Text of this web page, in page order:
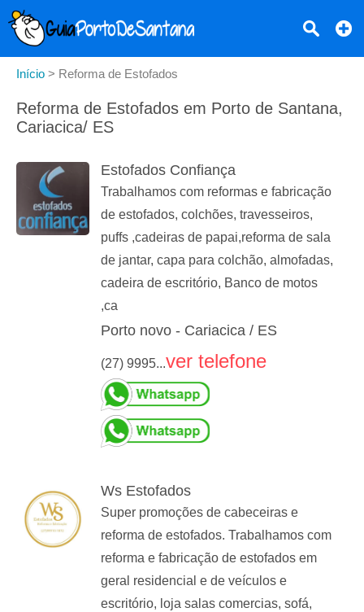
Início > Reforma de Estofados
Reforma de Estofados em Porto de Santana,
Cariacica/ ES
Estofados Confiança
Trabalhamos com reformas e fabricação
de estofados, colchões, travesseiros,
puffs ,cadeiras de papai,reforma de sala
de jantar, capa para colchão, almofadas,
cadeira de escritório, Banco de motos
,ca
Porto novo - Cariacica / ES
(27) 9995...ver telefone
Ws Estofados
Super promoções de cabeceiras e
reforma de estofados. Trabalhamos com
reforma e fabricação de estofados em
geral residencial e de veículos e
escritório, loja salas comercias, sofá,